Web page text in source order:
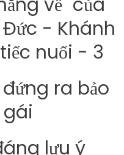
ra bảo
gái
lưu ý